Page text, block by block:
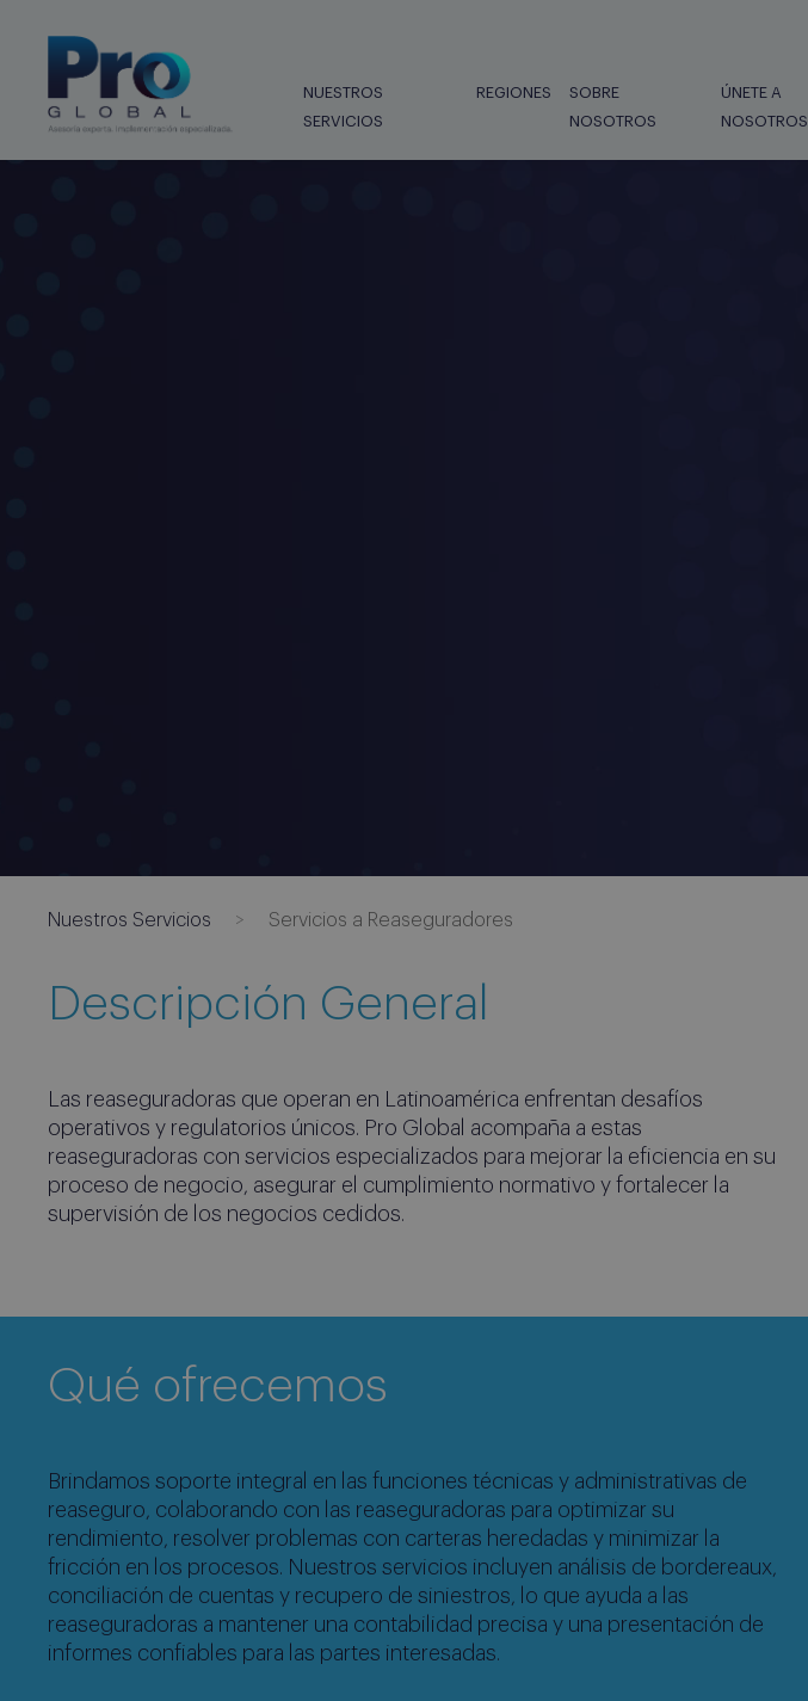
NUESTROS
SERVICIOS
REGIONES
SOBRE
NOSOTROS
ÚNETE A
NOSOTROS
(LatAm)
Nuestros Servicios Servicios a Reaseguradores
Descripción General
Las reaseguradoras que operan en Latinoamérica enfrentan desafíos
operativos y regulatorios únicos. Pro Global acompaña a estas
reaseguradoras con servicios especializados para mejorar la eficiencia en su
proceso de negocio, asegurar el cumplimiento normativo y fortalecer la
supervisión de los negocios cedidos.
Qué ofrecemos
Brindamos soporte integral en las funciones técnicas y administrativas de
reaseguro, colaborando con las reaseguradoras para optimizar su
rendimiento, resolver problemas con carteras heredadas y minimizar la
fricción en los procesos. Nuestros servicios incluyen análisis de bordereaux,
conciliación de cuentas y recupero de siniestros, lo que ayuda a las
reaseguradoras a mantener una contabilidad precisa y una presentación de
informes confiables para las partes interesadas.